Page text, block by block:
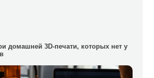
домашней 3D-печати, которых нет у